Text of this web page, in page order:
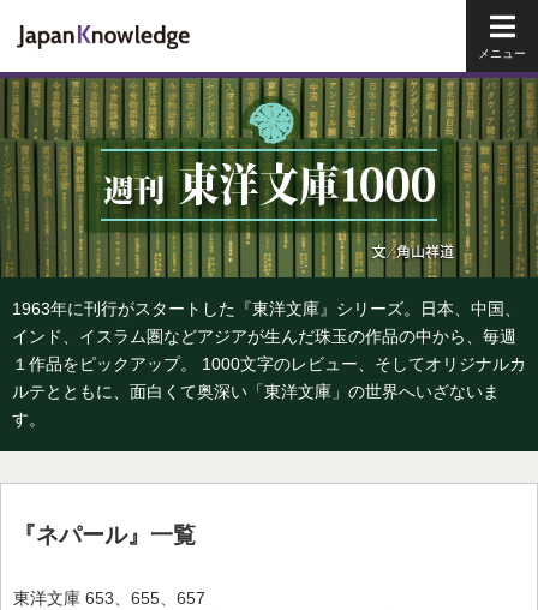
1963年に刊行がスタートした『東洋文庫』シリーズ。日本、中国、
インド、イスラム圏などアジアが生んだ珠玉の作品の中から、毎週
１作品をピックアップ。 1000文字のレビュー、そしてオリジナルカ
ルテとともに、面白くて奥深い「東洋文庫」の世界へいざないま
す。
『ネパール』一覧
東洋文庫 653、655、657